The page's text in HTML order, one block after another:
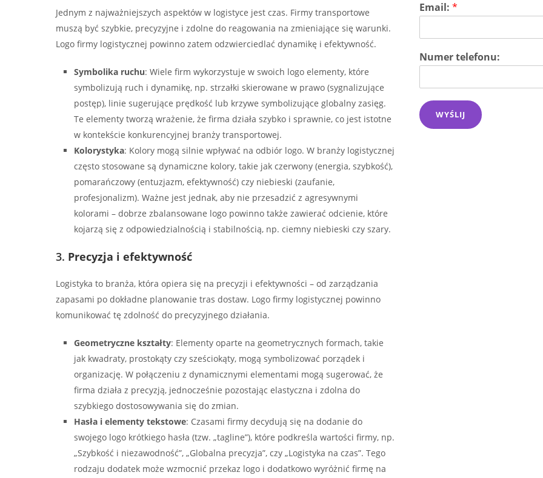
Jednym z najważniejszych aspektów w logistyce jest czas. Firmy transportowe
muszą być szybkie, precyzyjne i zdolne do reagowania na zmieniające się warunki.
Logo firmy logistycznej powinno zatem odzwierciedlać dynamikę i efektywność.
Symbolika ruchu: Wiele firm wykorzystuje w swoich logo elementy, które
symbolizują ruch i dynamikę, np. strzałki skierowane w prawo (sygnalizujące
postęp), linie sugerujące prędkość lub krzywe symbolizujące globalny zasięg.
Te elementy tworzą wrażenie, że firma działa szybko i sprawnie, co jest istotne
w kontekście konkurencyjnej branży transportowej.
Kolorystyka: Kolory mogą silnie wpływać na odbiór logo. W branży logistycznej
często stosowane są dynamiczne kolory, takie jak czerwony (energia, szybkość),
pomarańczowy (entuzjazm, efektywność) czy niebieski (zaufanie,
profesjonalizm). Ważne jest jednak, aby nie przesadzić z agresywnymi
kolorami – dobrze zbalansowane logo powinno także zawierać odcienie, które
kojarzą się z odpowiedzialnością i stabilnością, np. ciemny niebieski czy szary.
3. Precyzja i efektywność
Logistyka to branża, która opiera się na precyzji i efektywności – od zarządzania
zapasami po dokładne planowanie tras dostaw. Logo firmy logistycznej powinno
komunikować tę zdolność do precyzyjnego działania.
Geometryczne kształty: Elementy oparte na geometrycznych formach, takie
jak kwadraty, prostokąty czy sześciokąty, mogą symbolizować porządek i
organizację. W połączeniu z dynamicznymi elementami mogą sugerować, że
firma działa z precyzją, jednocześnie pozostając elastyczna i zdolna do
szybkiego dostosowywania się do zmian.
Hasła i elementy tekstowe: Czasami firmy decydują się na dodanie do
swojego logo krótkiego hasła (tzw. „tagline”), które podkreśla wartości firmy, np.
„Szybkość i niezawodność”, „Globalna precyzja”, czy „Logistyka na czas”. Tego
rodzaju dodatek może wzmocnić przekaz logo i dodatkowo wyróżnić firmę na
Email: *
Numer telefonu:
WYŚLIJ